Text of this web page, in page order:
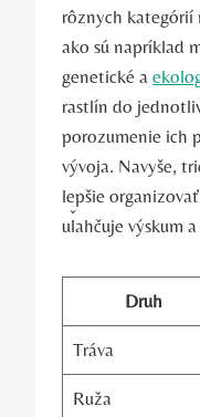
rôznych kategórií
ako sú napríklad
genetické a
rastlín do
porozumenie ich
vývoja. Navyše,
lepšie
uľahčuje výskum
Druh
Tráva
Ruža